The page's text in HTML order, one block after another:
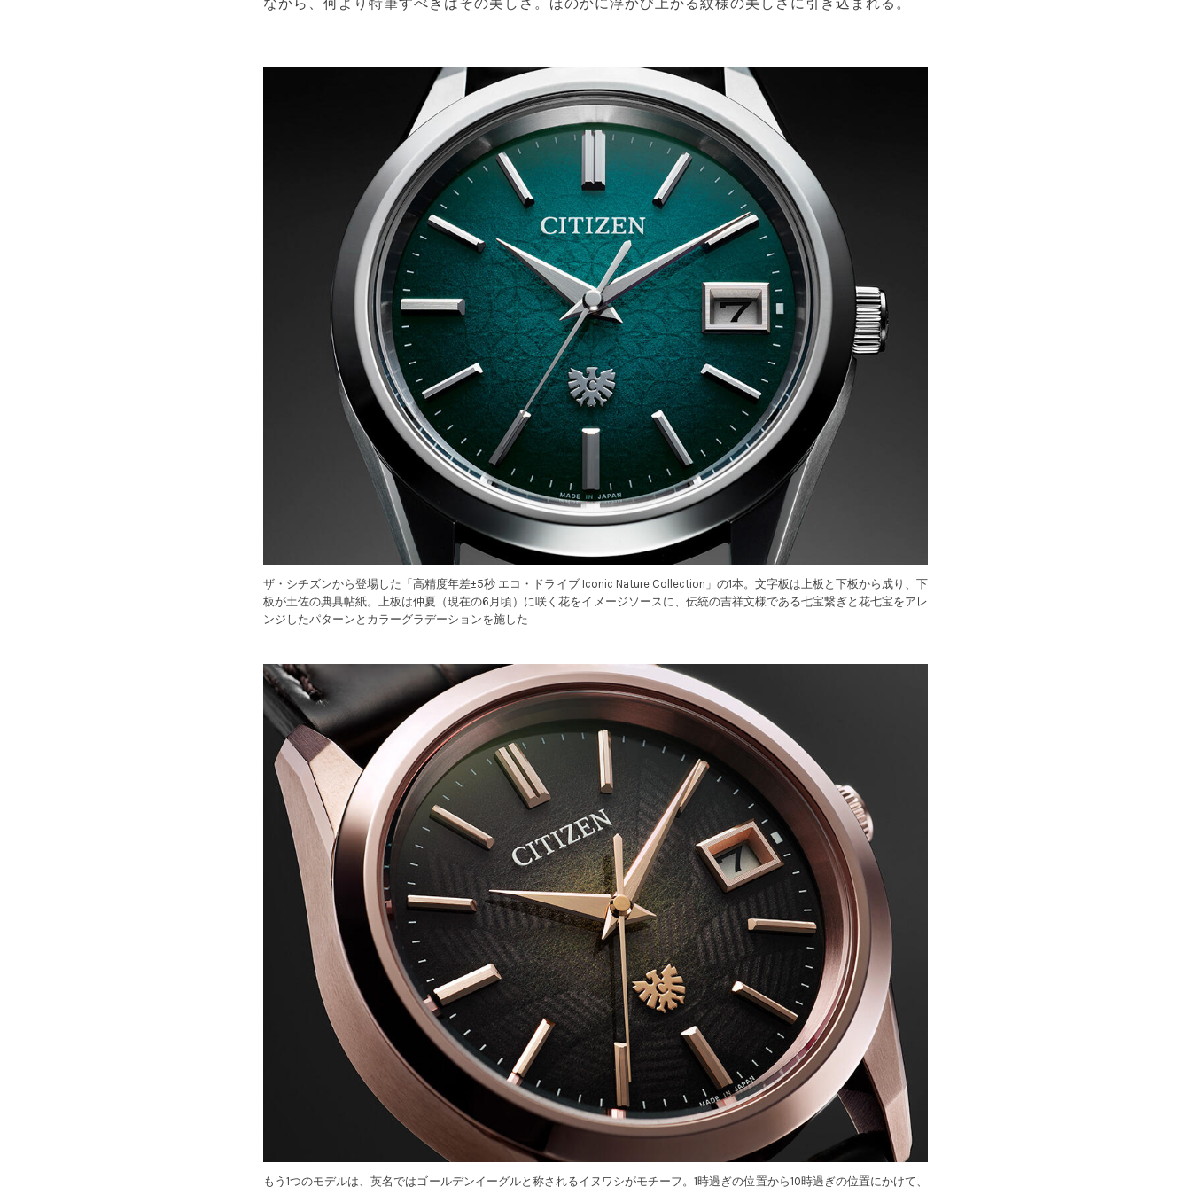
ザ・シチズンから登場した「高精度年差±5秒 エコ・ドライブ Iconic Nature Collection」の1本。文字板は上板と下板から成り、下
板が土佐の典具帖紙。上板は仲夏（現在の6月頃）に咲く花をイメージソースに、伝統の吉祥文様である七宝繋ぎと花七宝をアレ
ンジしたパターンとカラーグラデーションを施した
もう1つのモデルは、英名ではゴールデンイーグルと称されるイヌワシがモチーフ。1時過ぎの位置から10時過ぎの位置にかけて、